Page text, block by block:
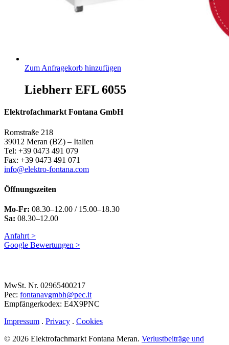
Zum Anfragekorb hinzufügen
Liebherr EFL 6055
Elektrofachmarkt Fontana GmbH
Romstraße 218
39012 Meran (BZ) – Italien
Tel: +39 0473 491 079
Fax: +39 0473 491 071
info@elektro-fontana.com
Öffnungszeiten
Mo-Fr: 08.30–12.00 / 15.00–18.30
Sa: 08.30–12.00
Anfahrt >
Google Bewertungen >
MwSt. Nr. 02965400217
Pec: fontanavgmbh@pec.it
Empfängerkodex: E4X9PNC
Impressum . Privacy . Cookies
© 2026 Elektrofachmarkt Fontana Meran. Verlustbeiträge und